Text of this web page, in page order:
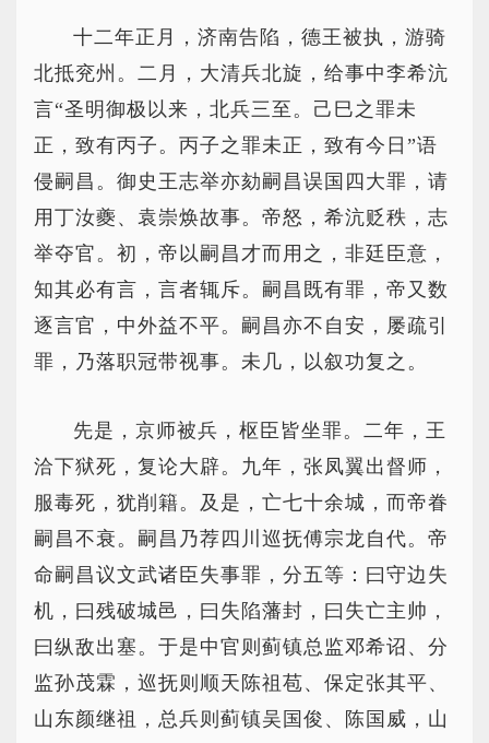
十二年正月，济南告陷，德王被执，游骑
北抵兖州。二月，大清兵北旋，给事中李希沆
言“圣明御极以来，北兵三至。己巳之罪未
正，致有丙子。丙子之罪未正，致有今日”语
侵嗣昌。御史王志举亦劾嗣昌误国四大罪，请
用丁汝夔、袁崇焕故事。帝怒，希沆贬秩，志
举夺官。初，帝以嗣昌才而用之，非廷臣意，
知其必有言，言者辄斥。嗣昌既有罪，帝又数
逐言官，中外益不平。嗣昌亦不自安，屡疏引
罪，乃落职冠带视事。未几，以叙功复之。
先是，京师被兵，枢臣皆坐罪。二年，王
洽下狱死，复论大辟。九年，张凤翼出督师，
服毒死，犹削籍。及是，亡七十余城，而帝眷
嗣昌不衰。嗣昌乃荐四川巡抚傅宗龙自代。帝
命嗣昌议文武诸臣失事罪，分五等：曰守边失
机，曰残破城邑，曰失陷藩封，曰失亡主帅，
曰纵敌出塞。于是中官则蓟镇总监邓希诏、分
监孙茂霖，巡抚则顺天陈祖苞、保定张其平、
山东颜继祖，总兵则蓟镇吴国俊、陈国威，山